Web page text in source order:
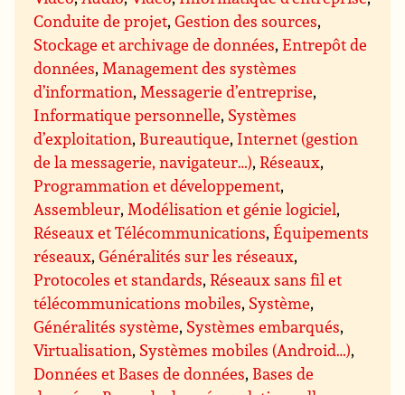
Conduite de projet,Gestion des sources,
Stockage et archivage de données,Entrepôt de
données, Management des systèmes
d’information, Messagerie d’entreprise,
Informatique personnelle, Systèmes
d’exploitation, Bureautique, Internet (gestion
de la messagerie, navigateur…),Réseaux,
Programmation et développement,
Assembleur, Modélisation et génie logiciel,
Réseaux et Télécommunications,Équipements
réseaux,Généralités sur les réseaux,
Protocoles et standards,Réseaux sans fil et
télécommunications mobiles, Système,
Généralités système, Systèmes embarqués,
Virtualisation, Systèmes mobiles (Android…),
Données et Bases de données, Bases de